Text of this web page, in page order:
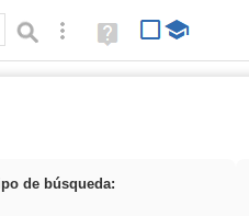
Búsqueda avanzada
Ayuda
(en
de búsqueda: